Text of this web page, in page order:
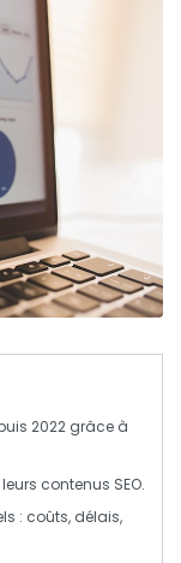
2022 grâce à
contenus SEO.
: coûts, délais,